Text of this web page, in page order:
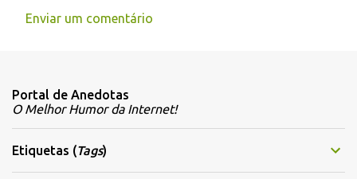
e
n
t
á
Enviar um comentário
Portal de Anedotas
O Melhor Humor da Internet!
Etiquetas (Tags)